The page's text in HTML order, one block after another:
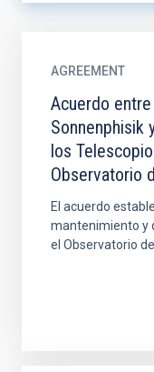
AGREEMENT
Acuerdo
Sonnenphisik
los
Observatorio
El acuerdo
mantenimiento y
el Observatorio